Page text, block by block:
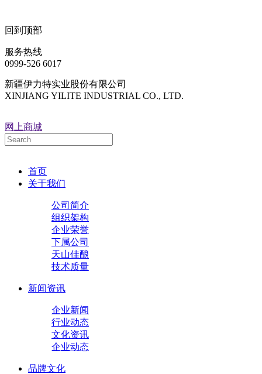
回到顶部
服务热线
0999-526 6017
新疆伊力特实业股份有限公司
XINJIANG YILITE INDUSTRIAL CO., LTD.
网上商城
首页
关于我们
公司简介
组织架构
企业荣誉
下属公司
天山佳酿
技术质量
新闻资讯
企业新闻
行业动态
文化资讯
企业动态
品牌文化